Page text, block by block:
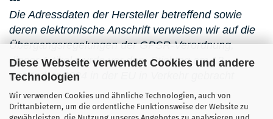
Diese Webseite verwendet Cookies und andere
Technologien
Wir verwenden Cookies und ähnliche Technologien, auch von
Drittanbietern, um die ordentliche Funktionsweise der Website zu
gewährleisten, die Nutzung unseres Angebotes zu analysieren und
Die Adressdaten der Hersteller betreffend sowie
deren elektronische Anschrift verweisen wir auf die
Übergangsregelungen der GPSR-Verordnung,
dieser Artikel wurde vor dem Stichtag am 13.
Dezember 2024 in der EU in Verkehr gebracht